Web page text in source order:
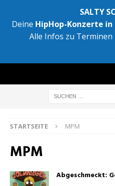
SALTY
Deine HipHop-Konzerte
Alle Infos zu
STARTSEITE MPM
MPM
Abgeschmeckt: